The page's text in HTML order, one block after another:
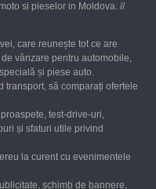
si pieselor in Moldova. //
care reunește tot ce are
vânzare pentru automobile,
și piese auto.
transport, să comparați ofertele
test-drive-uri,
și sfaturi utile privind
la curent cu evenimentele
schimb de bannere,